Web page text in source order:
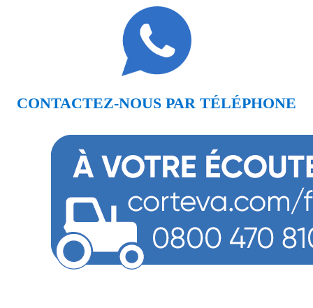
CONTACTEZ-NOUS PAR TÉLÉPHONE